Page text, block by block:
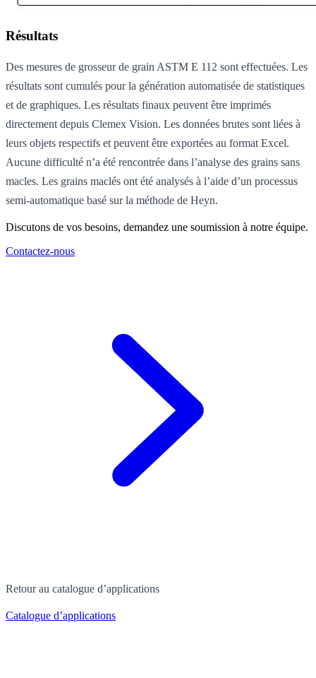
Résultats
Des mesures de grosseur de grain ASTM E 112 sont effectuées. Les
résultats sont cumulés pour la génération automatisée de statistiques
et de graphiques. Les résultats finaux peuvent être imprimés
directement depuis Clemex Vision. Les données brutes sont liées à
leurs objets respectifs et peuvent être exportées au format Excel.
Aucune difficulté n’a été rencontrée dans l’analyse des grains sans
macles. Les grains maclés ont été analysés à l’aide d’un processus
semi-automatique basé sur la méthode de Heyn.
Discutons de vos besoins, demandez une soumission à notre équipe.
Contactez-nous
Retour au catalogue d’applications
Catalogue d’applications